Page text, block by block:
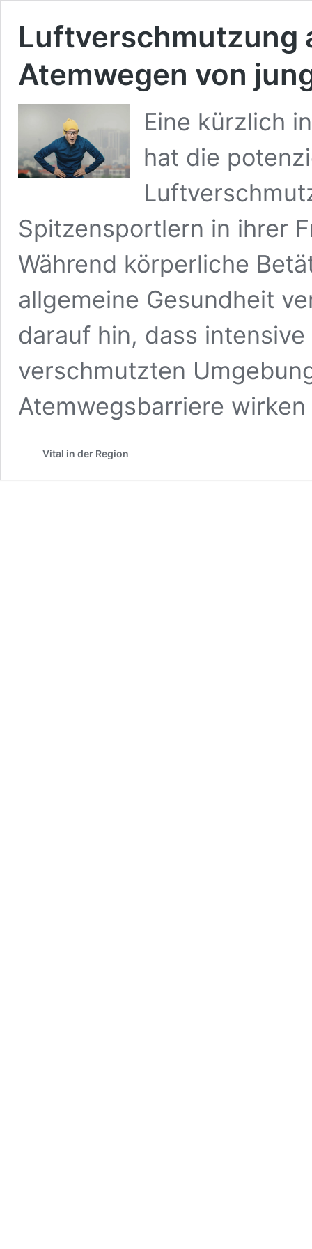
Luftverschmutzung
Atemwegen von
Eine kürzlich
hat die
Spitzensportlern in ihrer
Während körperliche
allgemeine Gesundheit
darauf hin, dass
verschmutzten
Atemwegsbarriere wirken
Vital in der Region